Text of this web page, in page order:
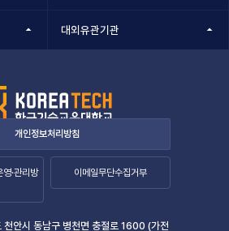
대외유관기관
개인정보처리방침
·관리방
이메일무단수집거부
안시 동남구 병천면 충절로 1600 (가전